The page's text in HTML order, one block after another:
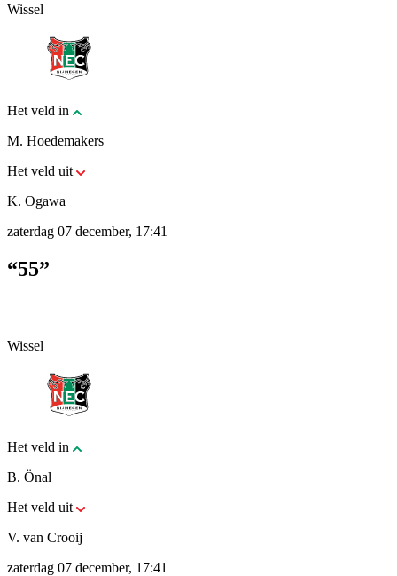
Wissel
Het veld in
M. Hoedemakers
Het veld uit
K. Ogawa
zaterdag 07 december, 17:41
“55”
Wissel
Het veld in
B. Önal
Het veld uit
V. van Crooij
zaterdag 07 december, 17:41